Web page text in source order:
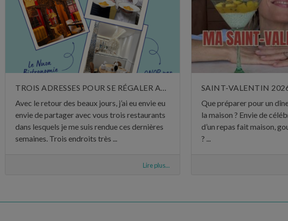
Avec le retour des beaux jours, j’ai eu envie eu
envie de partager avec vous trois restaurants
dans lesquels je me suis rendue ces dernières
semaines. Trois endroits très ...
Lire plus...
SAINT-VALENTIN
Que préparer pour un
la maison ? Envie de
d’un repas fait maison,
? ...